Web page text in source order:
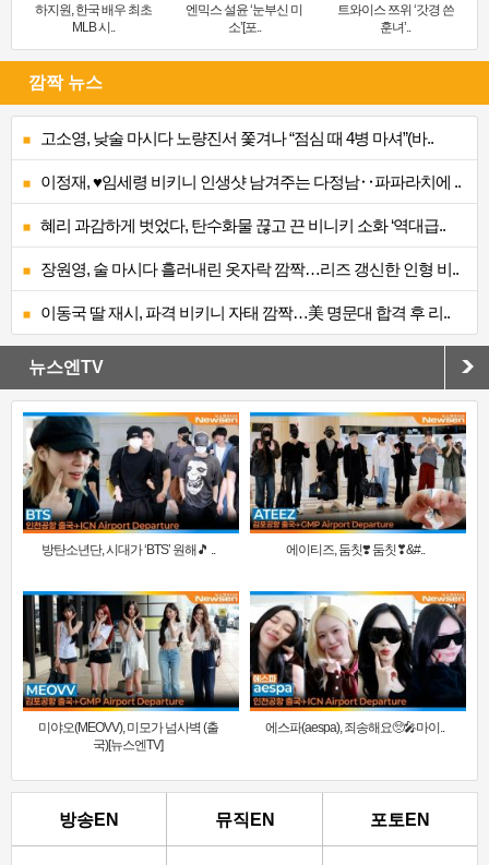
하지원, 한국 배우 최초
MLB 시..
엔믹스 설윤 ‘눈부신 미
소’[포..
트와이스 쯔위 ‘갓경 쓴
훈녀’..
깜짝 뉴스
고소영, 낮술 마시다 노량진서 쫓겨나 “점심 때 4병 마셔”(바..
이정재, ♥임세령 비키니 인생샷 남겨주는 다정남‥파파라치에 ..
혜리 과감하게 벗었다, 탄수화물 끊고 끈 비니키 소화 ‘역대급..
장원영, 술 마시다 흘러내린 옷자락 깜짝…리즈 갱신한 인형 비..
이동국 딸 재시, 파격 비키니 자태 깜짝…美 명문대 합격 후 리..
뉴스엔TV
방탄소년단, 시대가 ‘BTS’ 원해🎵 .. 에이티즈, 둠칫❣️ 둠칫❣&#..
미야오(MEOVV), 미모가 넘사벽 (출
국)[뉴스엔TV]
에스파(aespa), 죄송해요🥺🎤마이..
방송EN 뮤직EN 포토EN